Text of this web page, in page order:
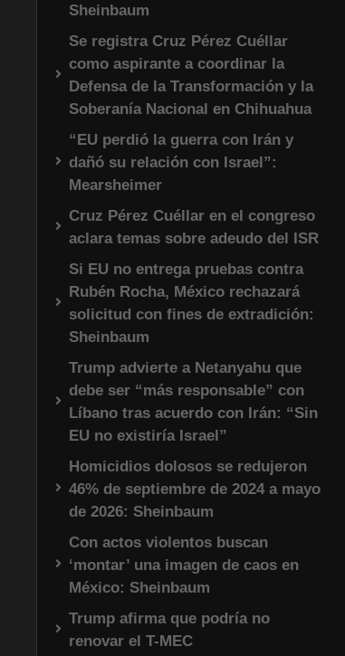
Sheinbaum
Se registra Cruz Pérez Cuéllar
como aspirante a coordinar la
Defensa de la Transformación y la
Soberanía Nacional en Chihuahua
“EU perdió la guerra con Irán y
dañó su relación con Israel”:
Mearsheimer
Cruz Pérez Cuéllar en el congreso
aclara temas sobre adeudo del ISR
Si EU no entrega pruebas contra
Rubén Rocha, México rechazará
solicitud con fines de extradición:
Sheinbaum
Trump advierte a Netanyahu que
debe ser “más responsable” con
Líbano tras acuerdo con Irán: “Sin
EU no existiría Israel”
Homicidios dolosos se redujeron
46% de septiembre de 2024 a mayo
de 2026: Sheinbaum
Con actos violentos buscan
‘montar’ una imagen de caos en
México: Sheinbaum
Trump afirma que podría no
renovar el T-MEC